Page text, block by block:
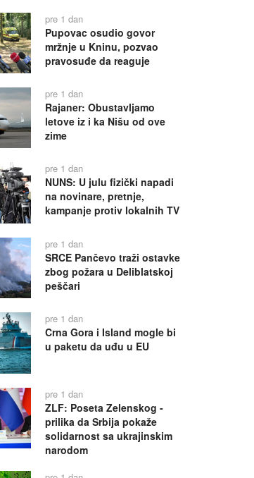
pre 1 dan
Pupovac osudio govor
mržnje u Kninu, pozvao
pravosuđe da reaguje
pre 1 dan
Rajaner: Obustavljamo
letove iz i ka Nišu od ove
zime
pre 1 dan
NUNS: U julu fizički napadi
na novinare, pretnje,
kampanje protiv lokalnih TV
pre 1 dan
SRCE Pančevo traži ostavke
zbog požara u Deliblatskoj
peščari
pre 1 dan
Crna Gora i Island mogle bi
u paketu da uđu u EU
pre 1 dan
ZLF: Poseta Zelenskog -
prilika da Srbija pokaže
solidarnost sa ukrajinskim
narodom